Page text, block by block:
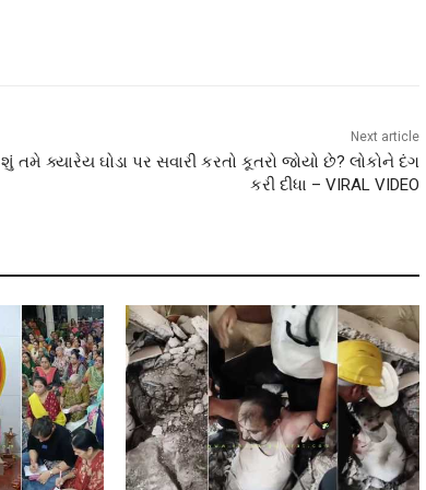
Next article
શું તમે ક્યારેય ઘોડા પર સવારી કરતો કૂતરો જોયો છે? લોકોને દંગ
કરી દીધા – VIRAL VIDEO